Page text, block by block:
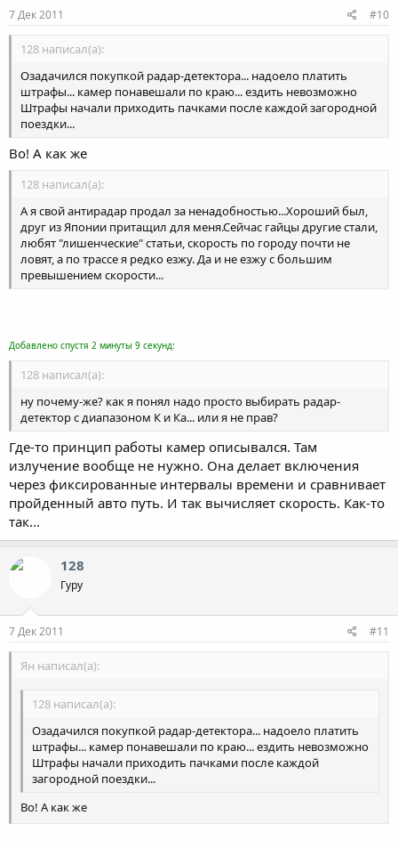
7 Дек 2011 #10
128 написал(а):
Озадачился покупкой радар-детектора... надоело платить
штрафы... камер понавешали по краю... ездить невозможно
Штрафы начали приходить пачками после каждой загородной
поездки...
Во! А как же
128 написал(а):
А я свой антирадар продал за ненадобностью...Хороший был,
друг из Японии притащил для меня.Сейчас гайцы другие стали,
любят "лишенческие" статьи, скорость по городу почти не
ловят, а по трассе я редко езжу. Да и не езжу с большим
превышением скорости...
Добавлено спустя 2 минуты 9 секунд:
128 написал(а):
ну почему-же? как я понял надо просто выбирать радар-
детектор с диапазоном К и Ка... или я не прав?
Где-то принцип работы камер описывался. Там
излучение вообще не нужно. Она делает включения
через фиксированные интервалы времени и сравнивает
пройденный авто путь. И так вычисляет скорость. Как-то
так...
128
Гуру
7 Дек 2011 #11
Ян написал(а):
128 написал(а):
Озадачился покупкой радар-детектора... надоело платить
штрафы... камер понавешали по краю... ездить невозможно
Штрафы начали приходить пачками после каждой
загородной поездки...
Во! А как же